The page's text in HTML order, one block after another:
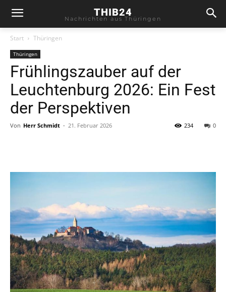
THIB24
Nachrichten aus Thüringen
Start Thüringen
Thüringen
Frühlingszauber auf der
Leuchtenburg 2026: Ein Fest
der Perspektiven
Von Herr Schmidt - 21. Februar 2026 0
234